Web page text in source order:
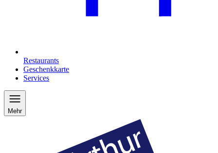
Restaurants
Geschenkkarte
Services
Mehr